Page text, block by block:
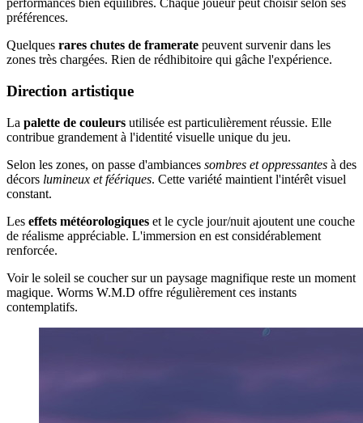
performances bien équilibrés. Chaque joueur peut choisir selon ses
préférences.
Quelques rares chutes de framerate peuvent survenir dans les
zones très chargées. Rien de rédhibitoire qui gâche l'expérience.
Direction artistique
La palette de couleurs utilisée est particulièrement réussie. Elle
contribue grandement à l'identité visuelle unique du jeu.
Selon les zones, on passe d'ambiances sombres et oppressantes à des
décors lumineux et féériques. Cette variété maintient l'intérêt visuel
constant.
Les effets météorologiques et le cycle jour/nuit ajoutent une couche
de réalisme appréciable. L'immersion en est considérablement
renforcée.
Voir le soleil se coucher sur un paysage magnifique reste un moment
magique. Worms W.M.D offre régulièrement ces instants
contemplatifs.